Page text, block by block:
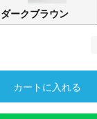
ダークブラウン
カートに入れる